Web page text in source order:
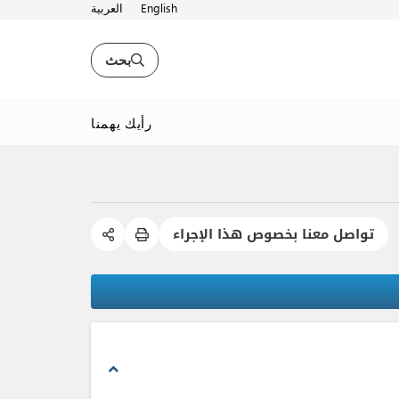
English العربية
بحث
رأيك يهمنا
تواصل معنا بخصوص هذا الإجراء
expand_less